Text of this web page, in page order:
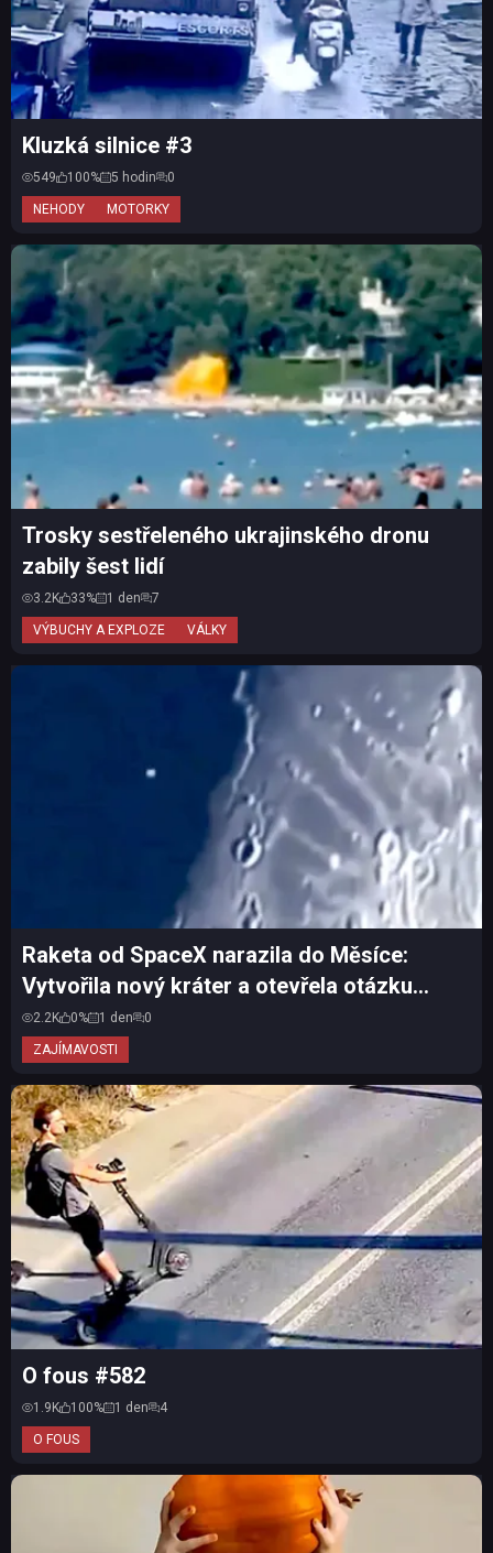
NEHODY MOTORKY
Kluzká silnice #3
549 100% 5 hodin 0
VÝBUCHY A EXPLOZE VÁLKY
Trosky sestřeleného ukrajinského dronu
zabily šest lidí
3.2K 33% 1 den 7
ZAJÍMAVOSTI
Raketa od SpaceX narazila do Měsíce:
Vytvořila nový kráter a otevřela otázku
vesmírného odpadu
2.2K 0% 1 den 0
O FOUS
O fous #582
1.9K 100% 1 den 4